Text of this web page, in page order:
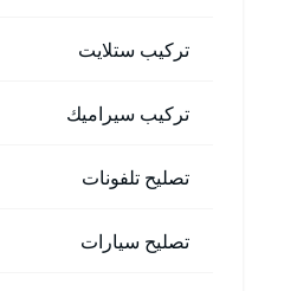
تركيب ستلايت
تركيب سيراميك
تصليح تلفونات
تصليح سيارات